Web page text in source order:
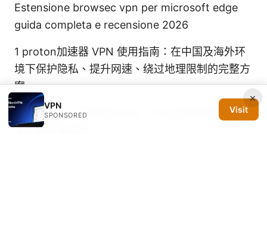
Estensione browsec vpn per microsoft edge
guida completa e recensione 2026
1 proton加速器 VPN 使用指南：在中国及海外环
境下保护隐私、提升网速、绕过地理限制的完整方
案
华中大vpn：校园网外访问、学术资源获取与数据
安全的全面指南
×
VPN
SPONSORED
Visit